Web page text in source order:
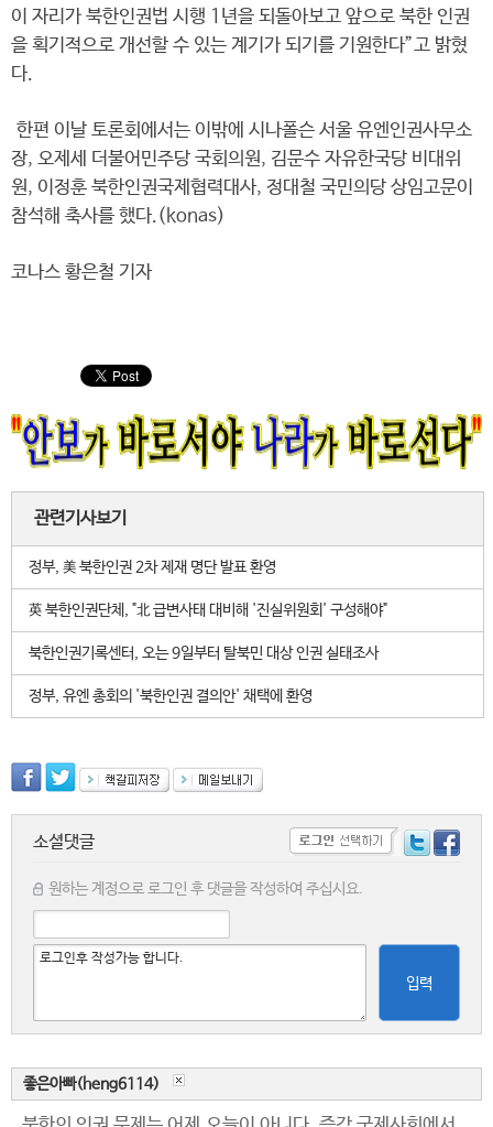
이 자리가 북한인권법 시행 1년을 되돌아보고 앞으로 북한 인권
을 획기적으로 개선할 수 있는 계기가 되기를 기원한다”고 밝혔
다.
한편 이날 토론회에서는 이밖에 시나폴슨 서울 유엔인권사무소
장, 오제세 더불어민주당 국회의원, 김문수 자유한국당 비대위
원, 이정훈 북한인권국제협력대사, 정대철 국민의당 상임고문이
참석해 축사를 했다.(konas)
코나스 황은철 기자
관련기사보기
정부, 美 북한인권 2차 제재 명단 발표 환영
英 북한인권단체, "北 급변사태 대비해 '진실위원회' 구성해야"
북한인권기록센터, 오는 9일부터 탈북민 대상 인권 실태조사
정부, 유엔 총회의 '북한인권 결의안' 채택에 환영
소셜댓글
원하는 계정으로 로그인 후 댓글을 작성하여 주십시요.
입력
좋은아빠(heng6114)